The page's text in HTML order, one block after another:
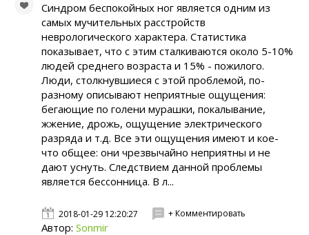
Синдром беспокойных ног является одним из
самых мучительных расстройств
неврологического характера. Статистика
показывает, что с этим сталкиваются около 5-10%
людей среднего возраста и 15% - пожилого.
Люди, столкнувшиеся с этой проблемой, по-
разному описывают неприятные ощущения:
бегающие по голени мурашки, покалывание,
жжение, дрожь, ощущение электрического
разряда и т.д. Все эти ощущения имеют и кое-
что общее: они чрезвычайно неприятны и не
дают уснуть. Следствием данной проблемы
является бессонница. В л...
2018-01-29 12:20:27 + Комментировать
Автор: Sonmir